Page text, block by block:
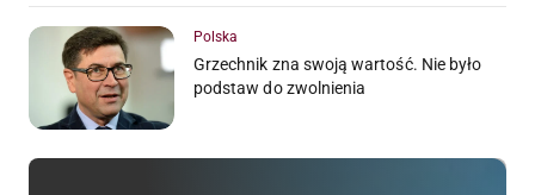
Polska
Grzechnik zna swoją wartość. Nie było
podstaw do zwolnienia